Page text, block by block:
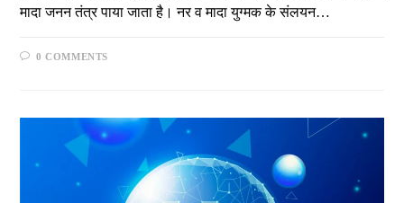
मादा जनन तंत्र पाया जाता है। नर व मादा युग्मक के संलयन…
0 COMMENTS